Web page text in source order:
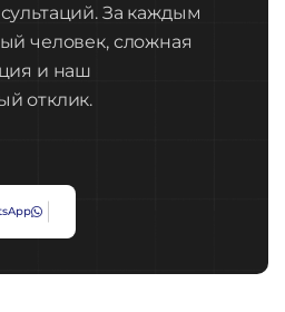
За каждым
человек, сложная
и наш
отклик.
sApp